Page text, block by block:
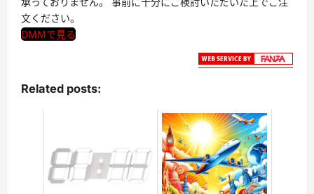
文ください。
DMMで見る
Related posts: